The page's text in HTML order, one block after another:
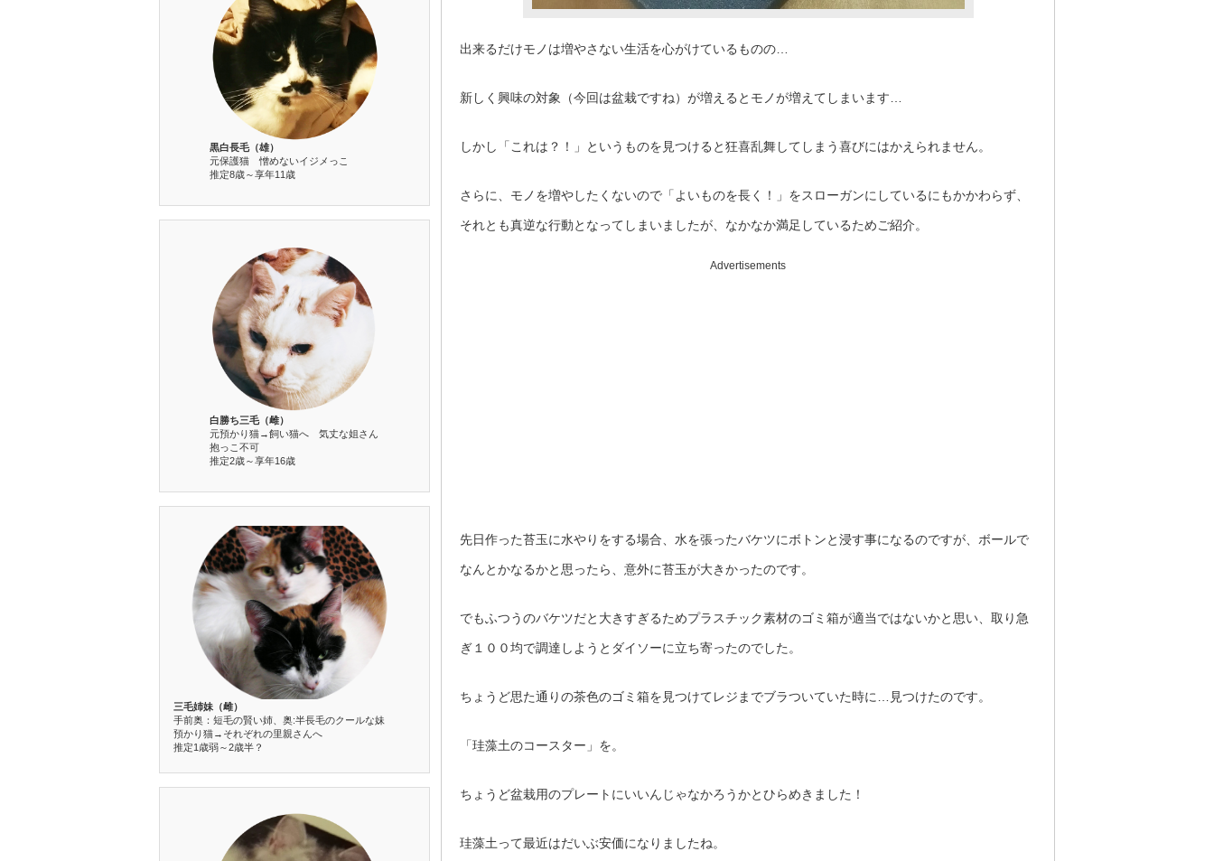
出来るだけモノは増やさない生活を心がけているものの…
新しく興味の対象（今回は盆栽ですね）が増えるとモノが増えてしまいます…
しかし「これは？！」というものを見つけると狂喜乱舞してしまう喜びにはかえられません。
さらに、モノを増やしたくないので「よいものを長く！」をスローガンにしているにもかかわらず、
それとも真逆な行動となってしまいましたが、なかなか満足しているためご紹介。
Advertisements
先日作った苔玉に水やりをする場合、水を張ったバケツにボトンと浸す事になるのですが、ボールで
なんとかなるかと思ったら、意外に苔玉が大きかったのです。
でもふつうのバケツだと大きすぎるためプラスチック素材のゴミ箱が適当ではないかと思い、取り急
ぎ１００均で調達しようとダイソーに立ち寄ったのでした。
ちょうど思た通りの茶色のゴミ箱を見つけてレジまでブラついていた時に…見つけたのです。
「珪藻土のコースター」を。
ちょうど盆栽用のプレートにいいんじゃなかろうかとひらめきました！
珪藻土って最近はだいぶ安価になりましたね。
黒白長毛（雄）
元保護猫 憎めないイジメっこ
推定8歳～享年11歳
白勝ち三毛（雌）
元預かり猫→飼い猫へ 気丈な姐さん
抱っこ不可
推定2歳～享年16歳
三毛姉妹（雌）
手前奥：短毛の賢い姉、奥:半長毛のクールな妹
預かり猫→それぞれの里親さんへ
推定1歳弱～2歳半？